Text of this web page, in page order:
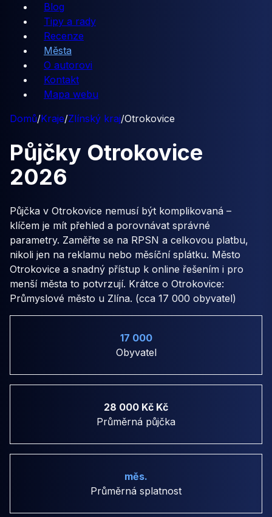
Blog
Tipy a rady
Recenze
Města
O autorovi
Kontakt
Mapa webu
Domů/Kraje/Zlínský kraj/Otrokovice
Půjčky Otrokovice
2026
Půjčka v Otrokovice nemusí být komplikovaná –
klíčem je mít přehled a porovnávat správné
parametry. Zaměřte se na RPSN a celkovou platbu,
nikoli jen na reklamu nebo měsíční splátku. Město
Otrokovice a snadný přístup k online řešením i pro
menší města to potvrzují. Krátce o Otrokovice:
Průmyslové město u Zlína. (cca 17 000 obyvatel)
17 000
Obyvatel
28 000 Kč Kč
Průměrná půjčka
měs.
Průměrná splatnost